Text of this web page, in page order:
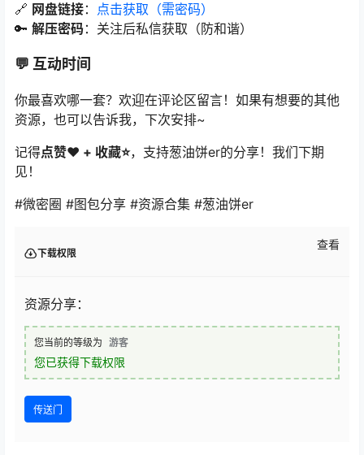
🔗 网盘链接： 点击获取（需密码）
🔑 解压密码：关注后私信获取（防和谐）
💬 互动时间
你最喜欢哪一套？欢迎在评论区留言！如果有想要的其他
资源，也可以告诉我，下次安排~
记得点赞❤️ + 收藏⭐，支持葱油饼er的分享！我们下期
见！
#微密圈 #图包分享 #资源合集 #葱油饼er
下载权限
查看
资源分享：
您当前的等级为 游客
您已获得下载权限
传送门